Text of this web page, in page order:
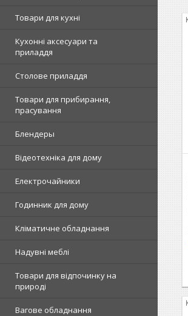
Товари для кухні
Кухонні аксесуари та
приладдя
Столове приладдя
Товари для прибирання,
прасування
Блендеры
Відеотехніка для дому
Електрочайники
Годинник для дому
Кліматичне обладнання
Надувні меблі
Товари для відпочинку на
природі
Вагове обладнання